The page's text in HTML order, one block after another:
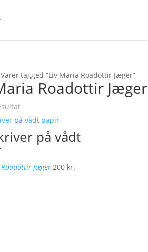
tagged “Liv Maria Roadottir Jæger”
Roadottir Jæger
på vådt
Jæger 200 kr.